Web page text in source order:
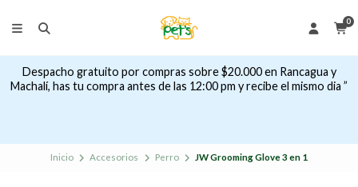
0
Despacho gratuito por compras sobre $20.000 en Rancagua y
Machalí, has tu compra antes de las 12:00 pm y recibe el mismo dia ”
Inicio Accesorios Perro JW Grooming Glove 3 en 1